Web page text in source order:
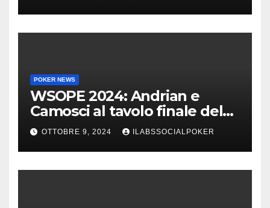
POKER NEWS
WSOPE 2024: Andrian e
Camosci al tavolo finale del
Main, vai Italia!!!
OTTOBRE 9, 2024 ILABSSOCIALPOKER